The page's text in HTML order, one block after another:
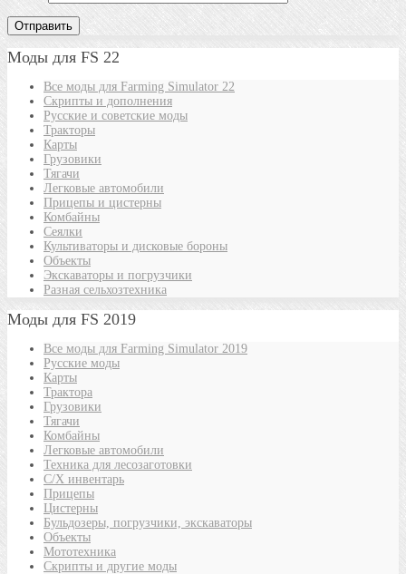
Моды для FS 22
Все моды для Farming Simulator 22
Скрипты и дополнения
Русские и советские моды
Тракторы
Карты
Грузовики
Тягачи
Легковые автомобили
Прицепы и цистерны
Комбайны
Сеялки
Культиваторы и дисковые бороны
Объекты
Экскаваторы и погрузчики
Разная сельхозтехника
Моды для FS 2019
Все моды для Farming Simulator 2019
Русские моды
Карты
Трактора
Грузовики
Тягачи
Комбайны
Легковые автомобили
Техника для лесозаготовки
С/Х инвентарь
Прицепы
Цистерны
Бульдозеры, погрузчики, экскаваторы
Объекты
Мототехника
Скрипты и другие моды